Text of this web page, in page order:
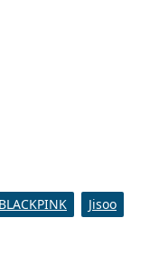
BLACKPINK
Jisoo